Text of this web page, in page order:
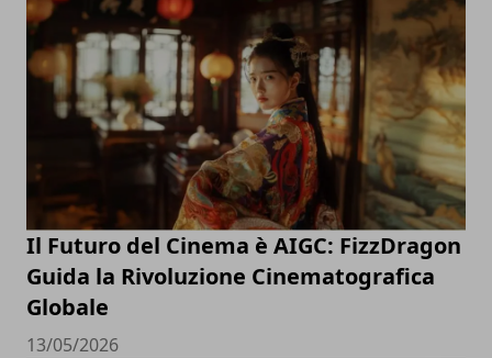
Il Futuro del Cinema è AIGC: FizzDragon
Guida la Rivoluzione Cinematografica
Globale
13/05/2026